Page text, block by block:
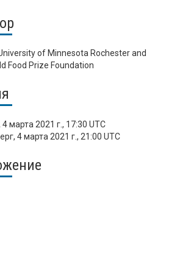
of Minnesota Rochester and
Food Prize Foundation
4 марта 2021 г., 17:30 UTC
4 марта 2021 г., 21:00 UTC